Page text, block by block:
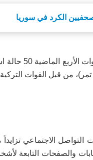
كما وثقت
من قبل القوات التركية
الاجتماعي
التابعة